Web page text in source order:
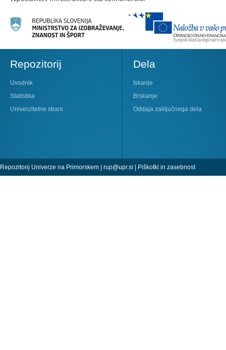
Repozitorij
Uvodnik
Statistika
Univerzitetne strani
Dela
Iskanje
Brskanje
Oddaja zaključnega dela
Repozitorij Univerze na Primorskem | rup@upr.si Piškotki in zasebnost